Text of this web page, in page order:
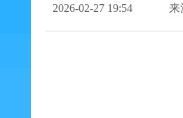
2026-02-27 19:54 来